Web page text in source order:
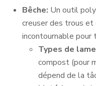
Bêche: Un outil
creuser des trous et
incontournable pour
Types de
compost (pour
dépend de la